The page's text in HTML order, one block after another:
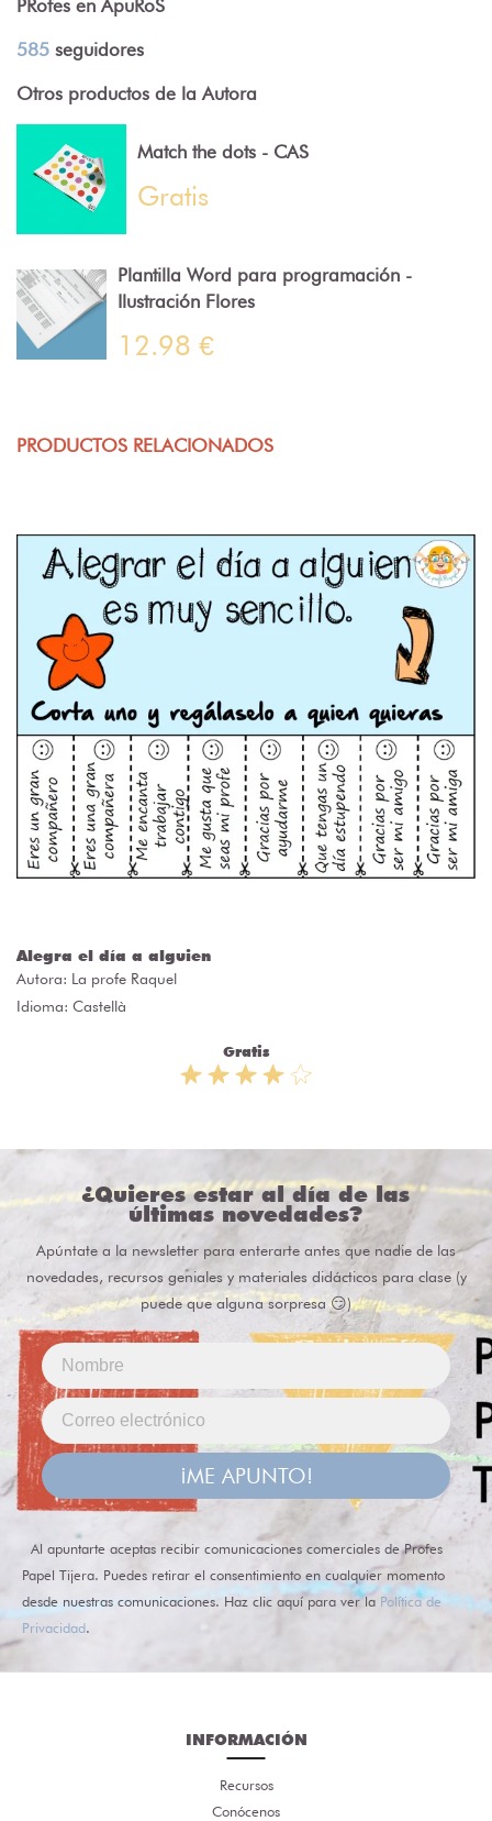
PRofes en ApuRoS
585 seguidores
Otros productos de la Autora
Match the dots - CAS
Gratis
Plantilla Word para programación -
Ilustración Flores
12.98 €
PRODUCTOS RELACIONADOS
Alegra el día a alguien
Autora: La profe Raquel
Idioma: Castellà
Gratis
¿Quieres estar al día de las
últimas novedades?
Apúntate a la newsletter para enterarte antes que nadie de las
novedades, recursos geniales y materiales didácticos para clase (y
puede que alguna sorpresa 😏)
¡ME APUNTO!
Al apuntarte aceptas recibir comunicaciones comerciales de Profes
Papel Tijera. Puedes retirar el consentimiento en cualquier momento
desde nuestras comunicaciones. Haz clic aquí para ver la Política de
Privacidad.
INFORMACIÓN
Recursos
Conócenos